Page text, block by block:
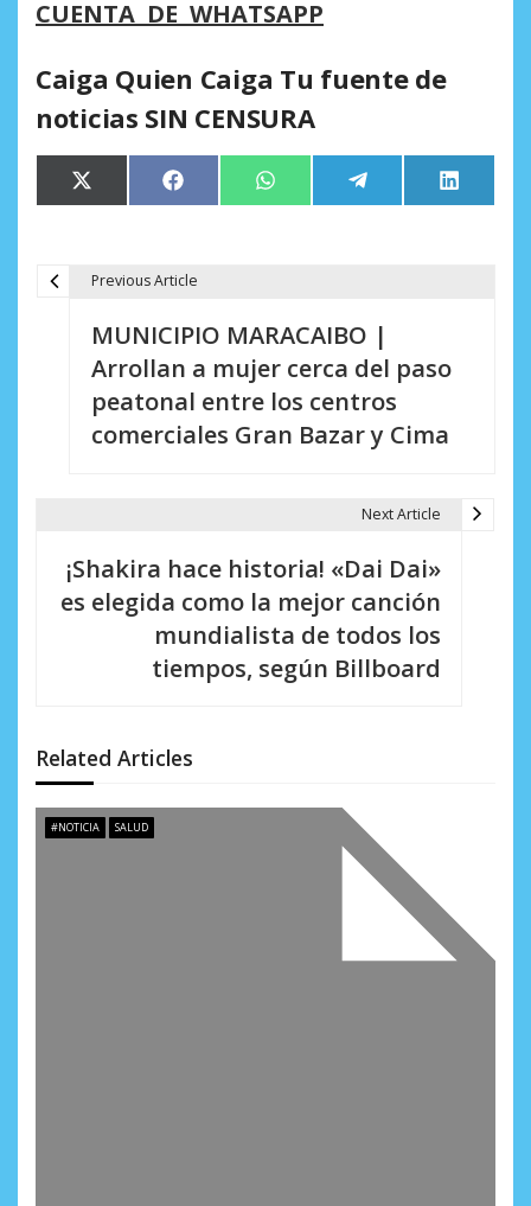
CUENTA DE WHATSAPP
Caiga Quien Caiga Tu fuente de
noticias SIN CENSURA
Compartir
en
X
(Twitter)
Compartir
en
Facebook Compartir
en
WhatsApp Compartir
en
Telegram
en
LinkedIn
e
e
Previous Article
MUNICIPIO MARACAIBO |
Arrollan a mujer cerca del paso
peatonal entre los centros
comerciales Gran Bazar y Cima
Next Article
¡Shakira hace historia! «Dai Dai»
es elegida como la mejor canción
mundialista de todos los
tiempos, según Billboard
Related Articles
#NOTICIA SALUD